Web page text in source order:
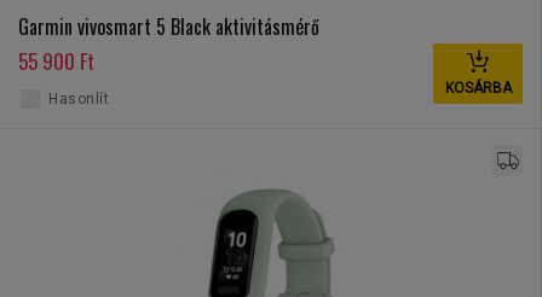
Garmin vivosmart 5 Black aktivitásmérő
55 900 Ft
KOSÁRBA
Hasonlít